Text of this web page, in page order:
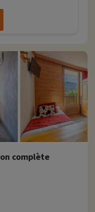
pour un séjour en toute
de buffet. Vos
réserver des paniers repas
pour les amateurs de sport
luge. Cette station-village
d'un riche patrimoine
enneigés et son église.
les spécialités
des descentes en
le wake board ou
complète